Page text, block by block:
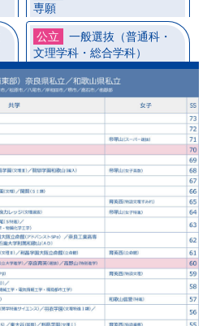
一般選抜（普通科・
文理学科・総合学科）
専願